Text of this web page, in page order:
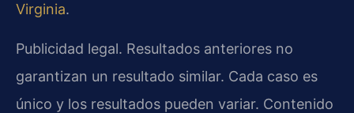
Virginia.
Publicidad legal. Resultados anteriores no
garantizan un resultado similar. Cada caso es
único y los resultados pueden variar. Contenido